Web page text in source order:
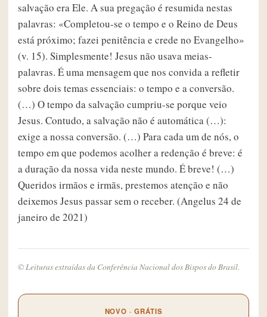
salvação era Ele. A sua pregação é resumida nestas
palavras: «Completou-se o tempo e o Reino de Deus
está próximo; fazei penitência e crede no Evangelho»
(v. 15). Simplesmente! Jesus não usava meias-
palavras. É uma mensagem que nos convida a refletir
sobre dois temas essenciais: o tempo e a conversão.
(…) O tempo da salvação cumpriu-se porque veio
Jesus. Contudo, a salvação não é automática (…):
exige a nossa conversão. (…) Para cada um de nós, o
tempo em que podemos acolher a redenção é breve: é
a duração da nossa vida neste mundo. É breve! (…)
Queridos irmãos e irmãs, prestemos atenção e não
deixemos Jesus passar sem o receber. (Angelus 24 de
janeiro de 2021)
© Leituras extraídas da Conferência Nacional dos Bispos do Brasil.
NOVO · GRÁTIS